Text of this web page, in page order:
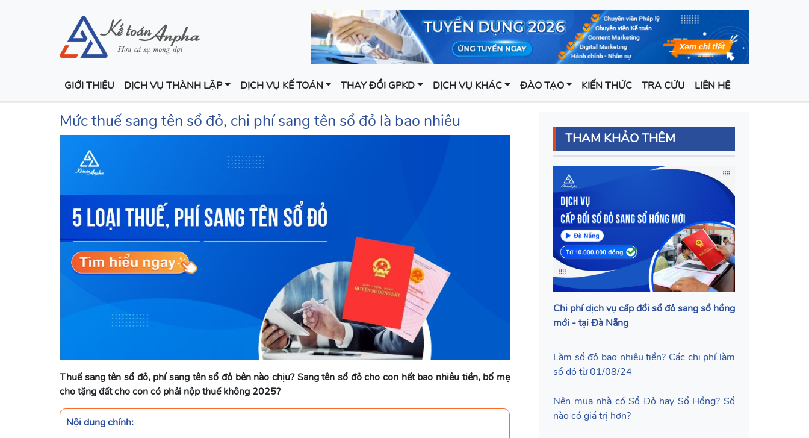
GIỚI THIỆU DỊCH VỤ THÀNH LẬP DỊCH VỤ KẾ TOÁN THAY ĐỔI GPKD DỊCH VỤ KHÁC ĐÀO TẠO KIẾN THỨC TRA CỨU LIÊN HỆ
Mức thuế sang tên sổ đỏ, chi phí sang tên sổ đỏ là bao nhiêu
Thuế sang tên sổ đỏ, phí sang tên sổ đỏ bên nào chịu? Sang tên sổ đỏ cho con hết bao nhiêu tiền, bố mẹ
cho tặng đất cho con có phải nộp thuế không 2025?
Nội dung chính:
THAM KHẢO THÊM
Chi phí dịch vụ cấp đổi sổ đỏ sang sổ hồng
mới - tại Đà Nẵng
Làm sổ đỏ bao nhiêu tiền? Các chi phí làm
sổ đỏ từ 01/08/24
Nên mua nhà có Sổ Đỏ hay Sổ Hồng? Sổ
nào có giá trị hơn?